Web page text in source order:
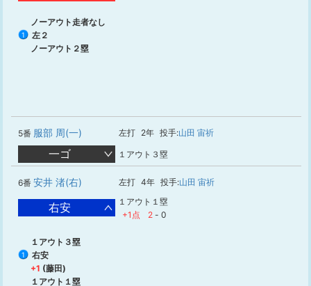
ノーアウト走者なし
1
左２
ノーアウト２塁
5番 服部 周(一) 左打 2年 投手:山田 宙祈
一ゴ １アウト３塁
6番 安井 渚(右) 左打 4年 投手:山田 宙祈
右安
１アウト１塁
+1点
2 - 0
１アウト３塁
1
右安
+1 (藤田)
１アウト１塁